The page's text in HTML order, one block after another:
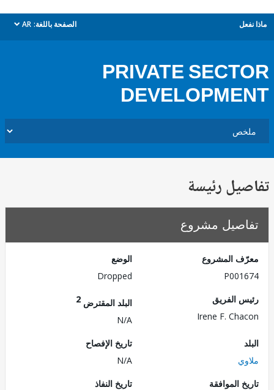
الصفحة باللغة: AR
dropdown
PRIVATE
رئيسة
مشروع
المشروع
Dropped
الفريق
Irene F.
البلد المقترض
تاريخ الإفصاح
الموافقة
تاريخ النفاذ